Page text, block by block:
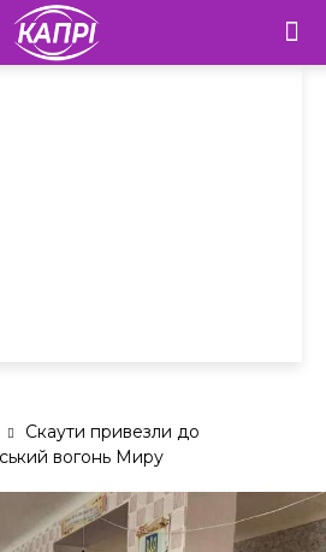
Скаути привезли до
вогонь Миру